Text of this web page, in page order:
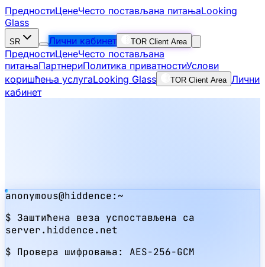
ПредностиЦенеЧесто постављана питањаLooking
Glass
SR Лични кабинет TOR Client Area
ПредностиЦенеЧесто постављана
питањаПартнериПолитика приватностиУслови
коришћења услугаLooking Glass TOR Client Area Лични
кабинет
anonymous@hiddence:~
$ Заштићена веза успостављена са
server.hiddence.net
$ Провера шифровања:
AES-256-GCM